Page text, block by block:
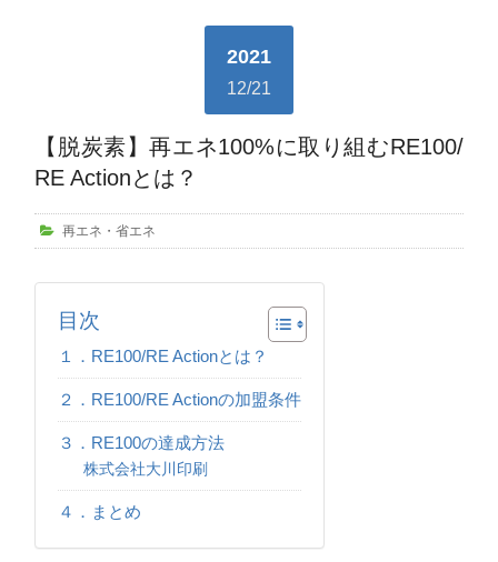
2021
12/21
【脱炭素】再エネ100%に取り組むRE100/
RE Actionとは？
再エネ・省エネ
目次
１．RE100/RE Actionとは？
２．RE100/RE Actionの加盟条件
３．RE100の達成方法
株式会社大川印刷
４．まとめ